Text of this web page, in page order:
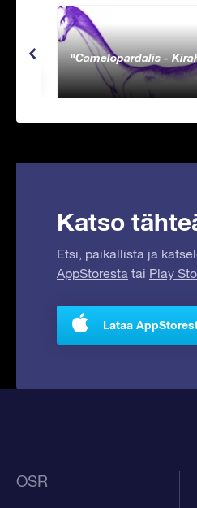
Camelopardalis -
Katso
Etsi, paikallista ja
AppStoresta tai Play
Lataa
OSR